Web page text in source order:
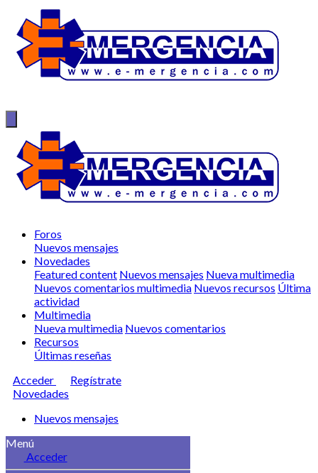
Foros
Nuevos mensajes
Novedades
Featured content Nuevos mensajes Nueva multimedia
Nuevos comentarios multimedia Nuevos recursos Última
actividad
Multimedia
Nueva multimedia Nuevos comentarios
Recursos
Últimas reseñas
Acceder
Regístrate
Novedades
Nuevos mensajes
Menú
Acceder